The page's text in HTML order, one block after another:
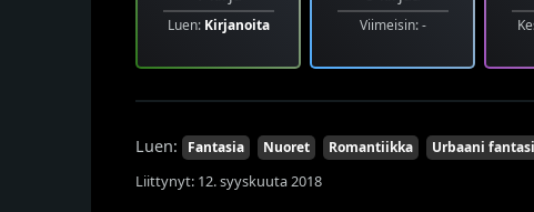
Luen: Kirjanoita Viimeisin: -
Luen: Fantasia Nuoret Romantiikka Urbaani
Liittynyt: 12. syyskuuta 2018